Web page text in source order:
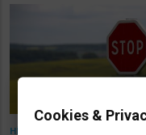
HÍREK
Cookies &